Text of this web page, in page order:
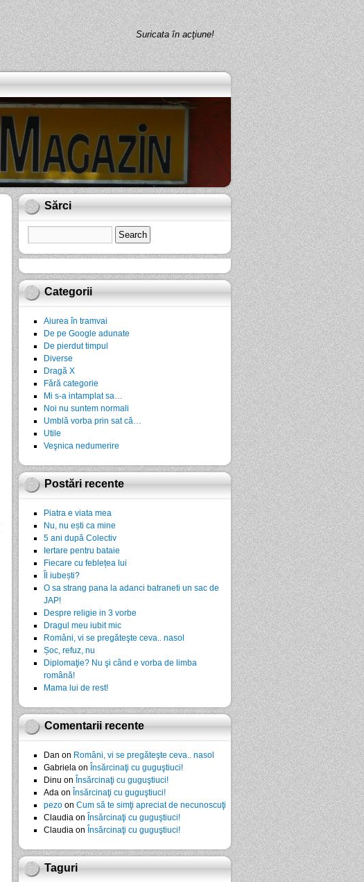
Suricata în acţiune!
Sărci
Categorii
Aiurea în tramvai
De pe Google adunate
De pierdut timpul
Diverse
Dragă X
Fără categorie
Mi s-a intamplat sa…
Noi nu suntem normali
Umblă vorba prin sat că…
Utile
Veşnica nedumerire
Postări recente
Piatra e viata mea
Nu, nu ești ca mine
5 ani după Colectiv
Iertare pentru bataie
Fiecare cu feblețea lui
Îl iubești?
O sa strang pana la adanci batraneti un sac de
JAP!
Despre religie in 3 vorbe
Dragul meu iubit mic
Români, vi se pregăteşte ceva.. nasol
Șoc, refuz, nu
Diplomaţie? Nu şi când e vorba de limba
română!
Mama lui de rest!
Comentarii recente
Dan on Români, vi se pregăteşte ceva.. nasol
Gabrielaon Însărcinaţi cu guguştiuci!
Dinu on Însărcinaţi cu guguştiuci!
Adaon Însărcinaţi cu guguştiuci!
pezoon Cum să te simţi apreciat de necunoscuţi
Claudiaon Însărcinaţi cu guguştiuci!
Claudiaon Însărcinaţi cu guguştiuci!
Taguri